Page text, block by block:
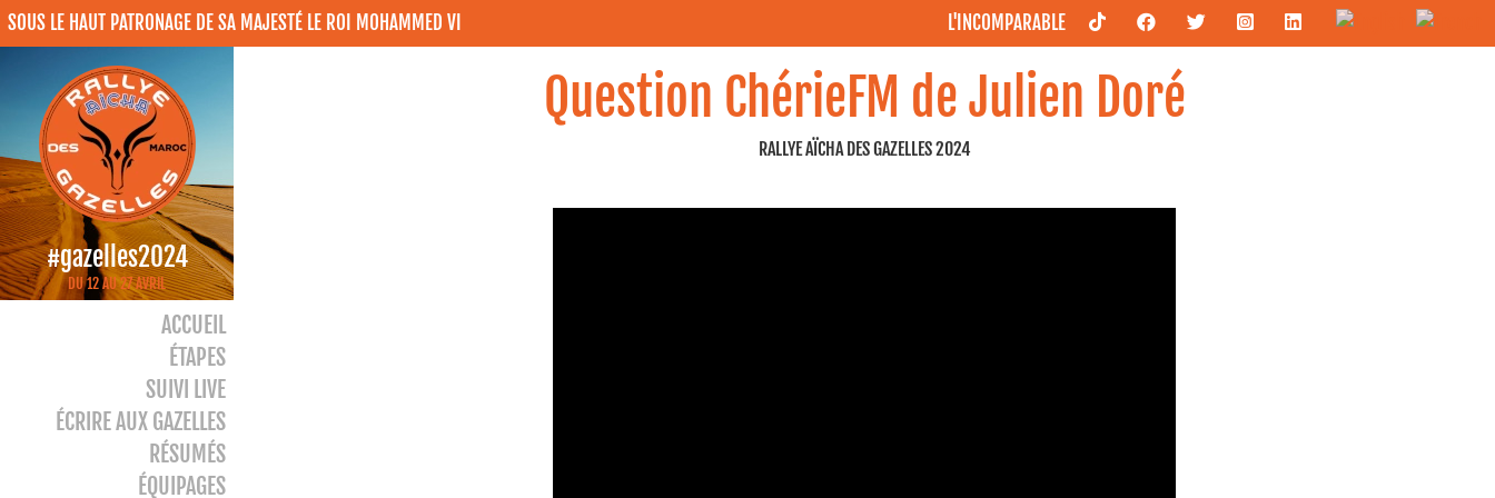
L'INCOMPARABLE
SOUS LE HAUT PATRONAGE DE SA MAJESTÉ LE ROI MOHAMMED VI
#gazelles2024
DU 12 AU 27 AVRIL
ACCUEIL
ÉTAPES
SUIVI LIVE
ÉCRIRE AUX GAZELLES
RÉSUMÉS
ÉQUIPAGES
Question ChérieFM de Julien Doré
RALLYE AÏCHA DES GAZELLES 2024